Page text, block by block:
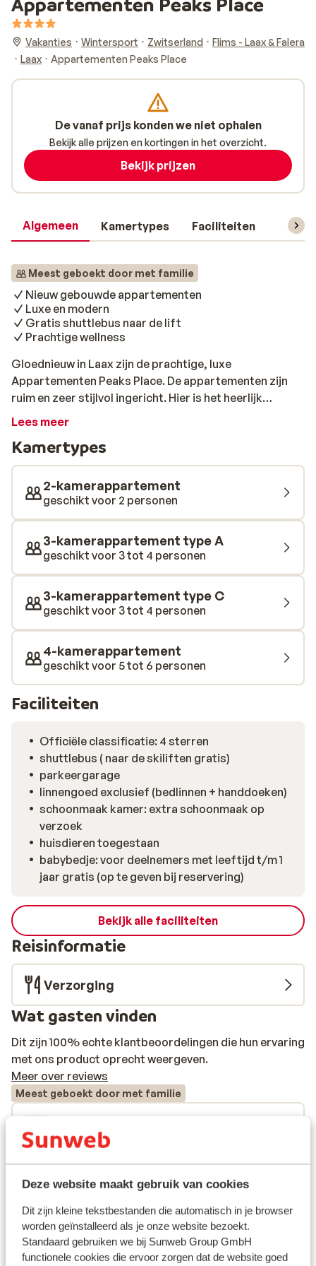
Deze website maakt gebruik van cookies
Dit zijn kleine tekstbestanden die automatisch in je browser
worden geïnstalleerd als je onze website bezoekt.
Standaard gebruiken we bij Sunweb Group GmbH
functionele cookies die ervoor zorgen dat de website goed
Vakanties Wintersport Zwitserland
Flims - Laax & Falera
Laax
Appartementen Peaks Place
Algemeen Kamertypes Faciliteiten
Meest geboekt door met familie
Nieuw gebouwde appartementen
Luxe en modern
Gratis shuttlebus naar de lift
Prachtige wellness
Gloednieuw in Laax zijn de prachtige, luxe
Appartementen Peaks Place. De appartementen zijn
ruim en zeer stijlvol ingericht. Hier is het heerlijk
thuiskomen na een dag slalommen over de pistes. Er
je 's morgens zo bij de lift afzet. Toe aan wat
ontspanning na een sportieve dag op de piste? Geniet
dan van een welverdiend drankje bij de grote open
haard of in de sfeervolle bar, of trek je even helemaal
terug in de mooie wellness. Hier kom je weer helemaal
tot rust.
Lees meer
Kamertypes
2-kamerappartement
geschikt voor 2 personen
3-kamerappartement type A
geschikt voor 3 tot 4 personen
3-kamerappartement type C
geschikt voor 3 tot 4 personen
4-kamerappartement
geschikt voor 5 tot 6 personen
Faciliteiten
Officiële classificatie: 4 sterren
shuttlebus ( naar de skiliften gratis)
parkeergarage
linnengoed exclusief (bedlinnen + handdoeken)
schoonmaak kamer: extra schoonmaak op
verzoek
huisdieren toegestaan
babybedje: voor deelnemers met leeftijd t/m 1
jaar gratis (op te geven bij reservering)
Bekijk alle faciliteiten
Reisinformatie
Verzorging
Wat gasten vinden
Dit zijn 100% echte klantbeoordelingen die hun ervaring
met ons product oprecht weergeven.
Meer over reviews
Meest geboekt door met familie
Nu voor de 4e keer een week in PeaksPlace
royaal appartement, heerlijke wellness, goede
service - en deze keer zelfs een upgrade qua
aantal kamers. Top! Shuttle bus heel goed!
Parkeergarage & restaurant Nani ook heel goed!
Kortom, een fijne plek!
Nu voor de 4e keer een week in PeaksPlace
royaal appartement, heerlijke wellness, goede
service - en deze keer zelfs een upgrade qua
aantal kamers. Top! Shuttle bus heel goed!
Parkeergarage & restaurant Nani o...meer
GJTM
Met familie
De vanaf prijs konden we niet ophalen
Bekijk alle prijzen en kortingen in het overzicht.
Bekijk prijzen